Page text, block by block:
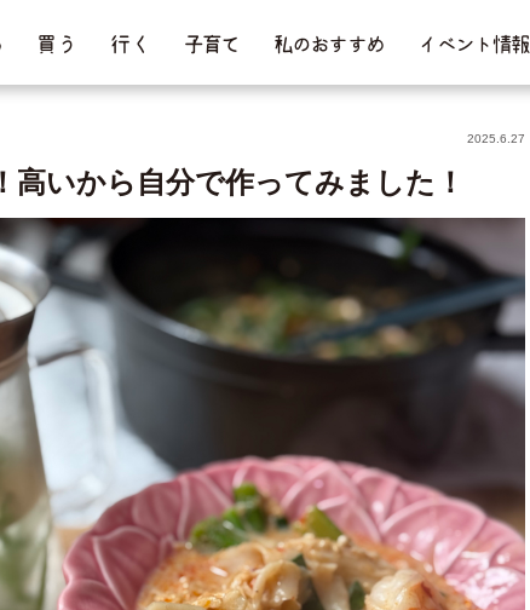
買 う 行 く 子育て 私のおすすめ イベント情報
2025.6.27
高いから自分で作ってみました！